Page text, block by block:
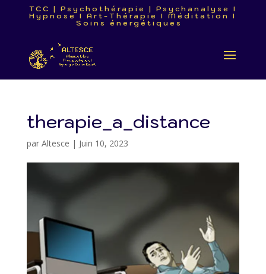
TCC | Psychothérapie | Psychanalyse I
Hypnose I Art-Thérapie I Méditation I
Soins énergétiques
therapie_a_distance
par Altesce | Juin 10, 2023